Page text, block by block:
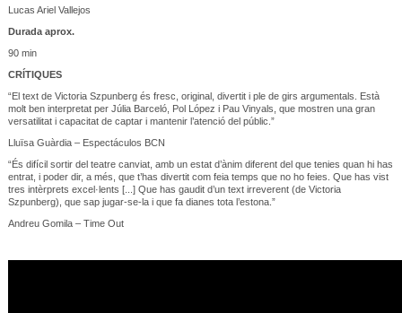
Lucas Ariel Vallejos
Durada aprox.
90 min
CRÍTIQUES
“El text de Victoria Szpunberg és fresc, original, divertit i ple de girs argumentals. Està
molt ben interpretat per Júlia Barceló, Pol López i Pau Vinyals, que mostren una gran
versatilitat i capacitat de captar i mantenir l’atenció del públic.”
Lluïsa Guàrdia – Espectáculos BCN
“És difícil sortir del teatre canviat, amb un estat d’ànim diferent del que tenies quan hi has
entrat, i poder dir, a més, que t’has divertit com feia temps que no ho feies. Que has vist
tres intèrprets excel·lents [...] Que has gaudit d’un text irreverent (de Victoria
Szpunberg), que sap jugar-se-la i que fa dianes tota l’estona.”
Andreu Gomila – Time Out